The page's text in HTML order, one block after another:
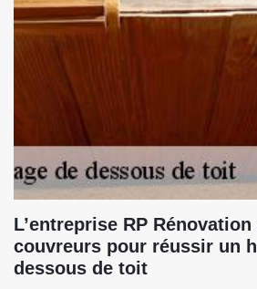
L’entreprise RP
couvreurs pour réussir un
dessous de toit